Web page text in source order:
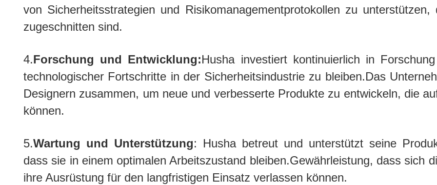
von Sicherheitsstrategien und Risikomanagementprotokollen zu
zugeschnitten sind.
4.Forschung und Entwicklung:Husha investiert kontinuierlich in
technologischer Fortschritte in der Sicherheitsindustrie zu bleiben.Das
Designern zusammen, um neue und verbesserte Produkte zu entwickeln, die
können.
5.Wartung und Unterstützung: Husha betreut und unterstützt seine
dass sie in einem optimalen Arbeitszustand bleiben.Gewährleistung, dass sich
ihre Ausrüstung für den langfristigen Einsatz verlassen können.